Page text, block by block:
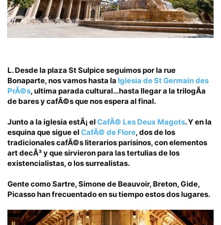
L.Desde la plaza St Sulpice seguimos por la rue
Bonaparte, nos vamos hasta la Iglesia de St Germain des
PrÃ©s, ultima parada cultural…hasta llegar a la trilogÃ­a
de bares y cafÃ©sque nos espera al final.
Junto a la iglesia estÃ¡ elCafÃ© Les Deux Magots. Y en la
esquina que sigue elCafÃ© de Flore, dos de los
tradicionales cafÃ©s literarios parisinos, con elementos
art decÃ³ y que sirvieron para las tertulias de los
existencialistas, o los surrealistas.
Gente como Sartre, Simone de Beauvoir, Breton, Gide,
Picasso han frecuentado en su tiempo estos dos lugares.